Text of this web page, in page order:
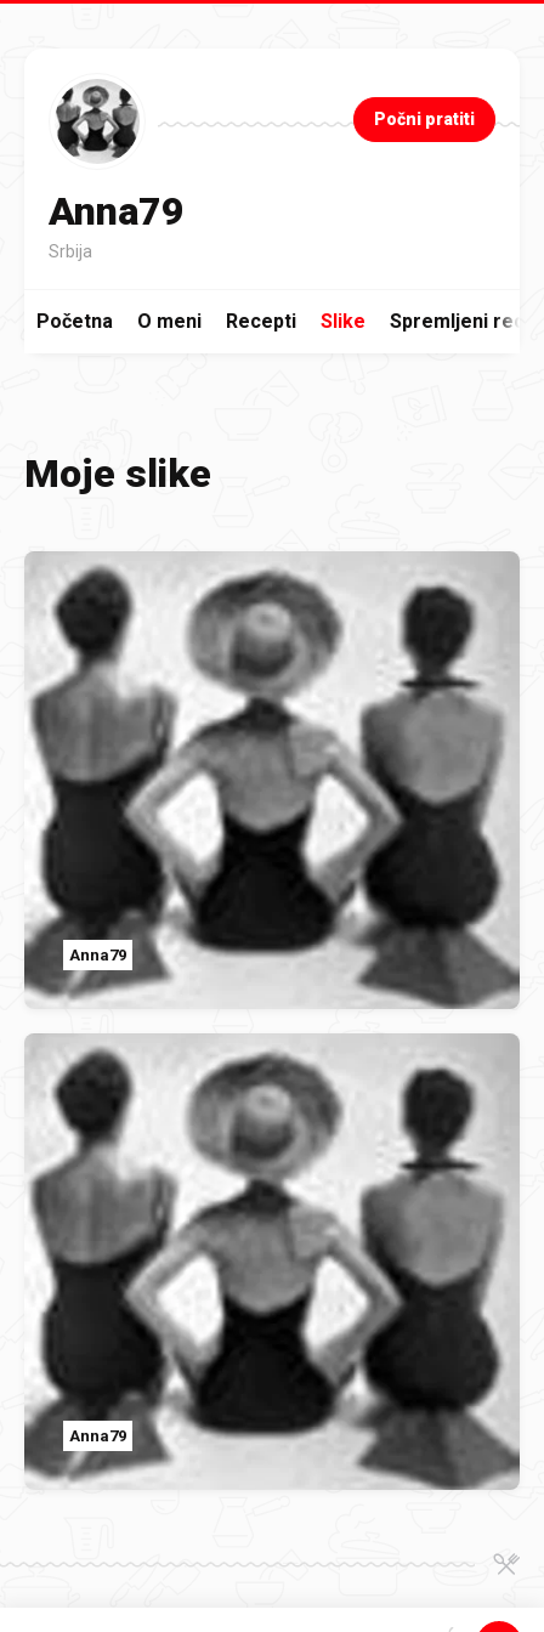
Anna79
Srbija
Počni pratiti
Početna O meni Recepti Slike Spremljeni
Moje slike
Anna79
Anna79